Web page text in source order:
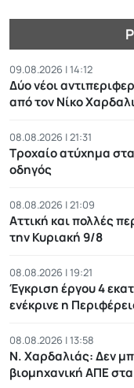
09.08.2026 | 14:12
Δύο νέοι
από τον Νίκο
08.08.2026 | 21:31
Τροχαίο ατύχημα
οδηγός
08.08.2026 | 21:09
Αττική και πολλές
την Κυριακή 9/8
08.08.2026 | 19:21
Έγκριση έργου 4
ενέκρινε η
08.08.2026 | 13:58
Ν. Χαρδαλιάς: Δεν
βιομηχανική ΑΠΕ